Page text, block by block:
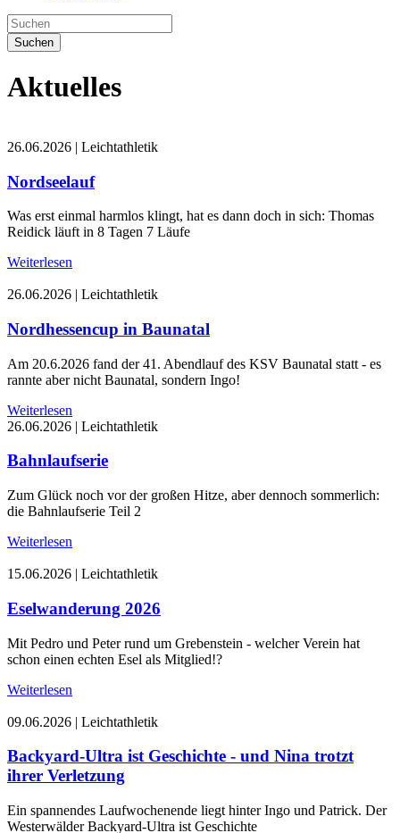
Suchen
Aktuelles
26.06.2026 | Leichtathletik
Nordseelauf
Was erst einmal harmlos klingt, hat es dann doch in sich: Thomas
Reidick läuft in 8 Tagen 7 Läufe
Weiterlesen
26.06.2026 | Leichtathletik
Nordhessencup in Baunatal
Am 20.6.2026 fand der 41. Abendlauf des KSV Baunatal statt - es
rannte aber nicht Baunatal, sondern Ingo!
Weiterlesen
26.06.2026 | Leichtathletik
Bahnlaufserie
Zum Glück noch vor der großen Hitze, aber dennoch sommerlich:
die Bahnlaufserie Teil 2
Weiterlesen
15.06.2026 | Leichtathletik
Eselwanderung 2026
Mit Pedro und Peter rund um Grebenstein - welcher Verein hat
schon einen echten Esel als Mitglied!?
Weiterlesen
09.06.2026 | Leichtathletik
Backyard-Ultra ist Geschichte - und Nina trotzt
ihrer Verletzung
Ein spannendes Laufwochenende liegt hinter Ingo und Patrick. Der
Westerwälder Backyard-Ultra ist Geschichte